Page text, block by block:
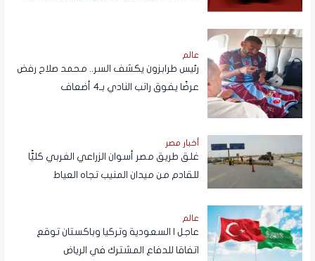
عالم
رئيس طرابزون يكشف السر.. محمد صلاح رفض
عرضًا يفوق راتب النادي بـ4 أضعاف
أخبار مصر
غلق طريق مصر أسوان الزراعي الغربي كليًّا
للقادم من ميدان المنيب تجاه العياط
عالم
عاجل | السعودية وتركيا وباكستان توقع
اتفاقا للدفاع المشترك في الرياض